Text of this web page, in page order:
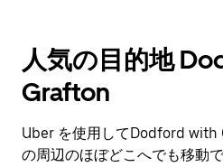
人気の目的地
Grafton
Uber を使用してDodford with
の周辺のほぼどこへでも移動